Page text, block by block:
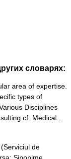
словарях:
area of expertise.
types of
Disciplines
cf. Medical…
de